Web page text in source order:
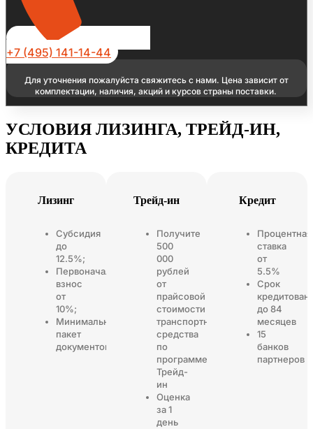
+7 (495) 141-14-44
Для уточнения пожалуйста свяжитесь с нами. Цена зависит от
комплектации, наличия, акций и курсов страны поставки.
УСЛОВИЯ ЛИЗИНГА, ТРЕЙД-ИН,
КРЕДИТА
Лизинг
Субсидия
до
12.5%;
Первоначальный
взнос
от
10%;
Минимальный
пакет
документов
Трейд-ин
Получите
500
000
рублей
от
прайсовой
стоимости
транспортного
средства
по
программе
Трейд-
ин
Оценка
за 1
день
Кредит
Процентная
ставка
от
5.5%
Срок
до 84
месяцев
15
банков
партнеров